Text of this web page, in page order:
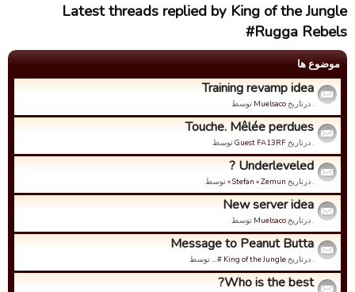
Latest threads replied by King of the Jungle
#Rugga Rebels
موضوع ها
Training revamp idea
. درتاریخMuelsaco توسط
Touche. Mêlée perdues
. درتاریخGuest FA13RFتوسط
Underleveled ?
. درتاریخ Stefan « Zemun » توسط
New server idea
. درتاریخMuelsaco توسط
Message to Peanut Butta
. درتاریخKing of the Jungle #… توسط
Who is the best?